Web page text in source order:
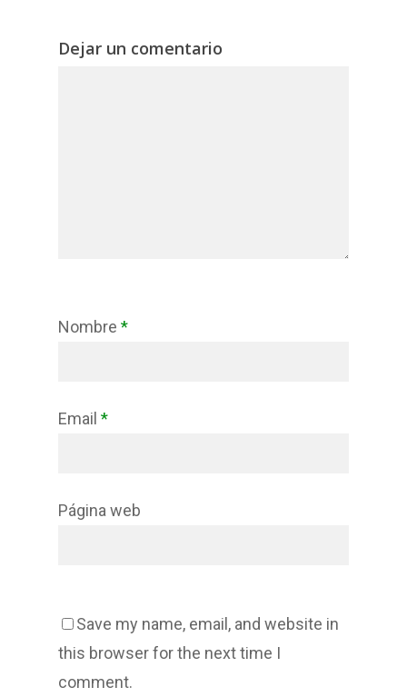
Dejar un comentario
Nombre *
Email *
Página web
Save my name, email, and website in
this browser for the next time I
comment.